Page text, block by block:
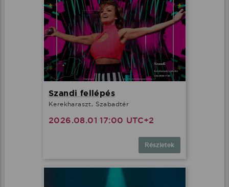
Szandi fellépés
Kerekharaszt, Szabadtér
2026.08.01 17:00 UTC+2
Részletek